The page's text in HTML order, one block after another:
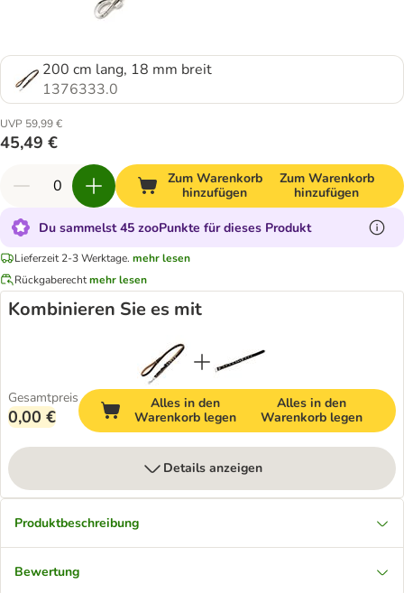
200 cm lang, 18 mm breit
1376333.0
UVP 59,99 €
45,49 €
Zum Warenkorb
hinzufügen
Zum Warenkorb
hinzufügen
Du sammelst 45 zooPunkte für dieses Produkt
Lieferzeit 2-3 Werktage. mehr lesen
Rückgaberechtmehr lesen
Kombinieren Sie es mit
Gesamtpreis
0,00 €
Alles in den
Warenkorb legen
Alles in den
Warenkorb legen
Details anzeigen
Produktbeschreibung
Bewertung